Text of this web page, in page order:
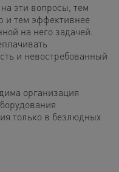
эти вопросы, тем
и тем эффективнее
на него задачей.
и невостребованный
организация
только в безлюдных